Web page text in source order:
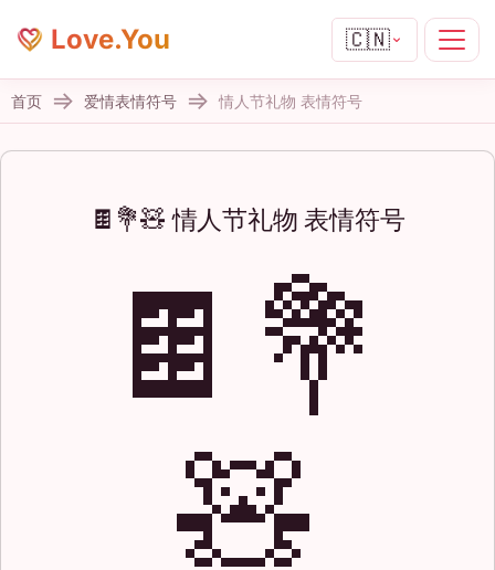
Love.You 🇨🇳
首页 爱情表情符号 情人节礼物 表情符号
🍫💐🧸 情人节礼物 表情符号
🍫💐
🧸